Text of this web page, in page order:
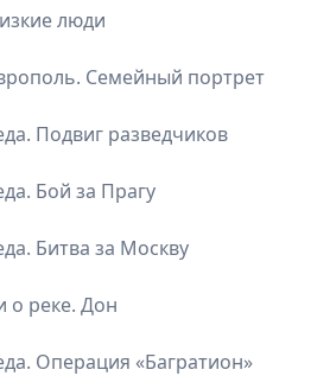
люди
Семейный портрет
Подвиг разведчиков
Бой за Прагу
Битва за Москву
о реке. Дон
Операция «Багратион»